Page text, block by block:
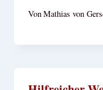
VonMathias von